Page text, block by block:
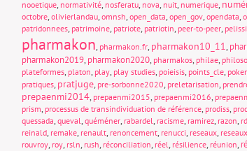
nooetique, normativité, nosferatu, nova, nuit, numerique,
octobre, olivierlandau, omnsh, open_data, open_gov, opendata,
patridonnees, patrimoine, patriote, patriotin, peer-to-peer,
pharmakon, pharmakon.fr, pharmakon10_11,
pharmakon2019, pharmakon2020, pharmakos, philae,
plateformes, platon, play, play studies, poieisis, points_cle,
pratiques, pratjuge, pre-sorbonne2020, preletarisation,
prepaenmi2014, prepaenmi2015, prepaenmi2016,
prism, processus de transindividuation de référence, prodiss,
quessada, queval, quéméner, rabardel, racisme, ramirez, razon,
reinald, remake, renault, renoncement, renucci, reseaux,
rouvroy, roy, rsln, rush, réconciliation, réel, résilience, réunion,